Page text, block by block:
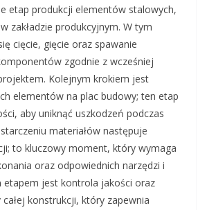
etap produkcji elementów stalowych,
zakładzie produkcyjnym. W tym
cięcie, gięcie oraz spawanie
zgodnie z wcześniej
Kolejnym krokiem jest
elementów na plac budowy; ten etap
aby uniknąć uszkodzeń podczas
materiałów następuje
to kluczowy moment, który wymaga
oraz odpowiednich narzędzi i
etapem jest kontrola jakości oraz
konstrukcji, który zapewnia